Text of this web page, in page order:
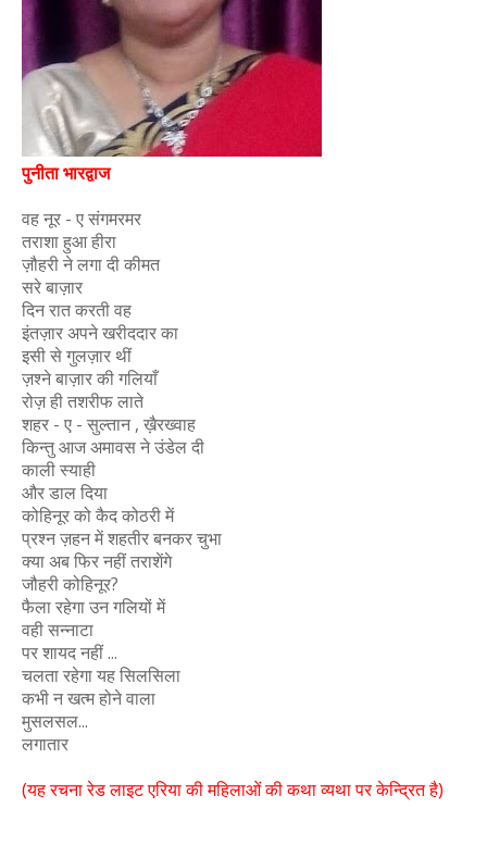
पुनीता भारद्वाज
वह नूर - ए संगमरमर
तराशा हुआ हीरा
ज़ौहरी ने लगा दी कीमत
सरे बाज़ार
दिन रात करती वह
इंतज़ार अपने खरीददार का
इसी से गुलज़ार थीं
ज़श्ने बाज़ार की गलियाँ
रोज़ ही तशरीफ लाते
शहर - ए - सुल्तान , ख़ैरख्वाह
किन्तु आज अमावस ने उंडेल दी
काली स्याही
और डाल दिया
कोहिनूर को कैद कोठरी में
प्रश्न ज़हन में शहतीर बनकर चुभा
क्या अब फिर नहीं तराशेंगे
जौहरी कोहिनूर?
फैला रहेगा उन गलियों में
वही सन्नाटा
पर शायद नहीं ...
चलता रहेगा यह सिलसिला
कभी न खत्म होने वाला
मुसलसल...
लगातार
(यह रचना रेड लाइट एरिया की महिलाओं की कथा व्यथा पर केन्द्रित है)